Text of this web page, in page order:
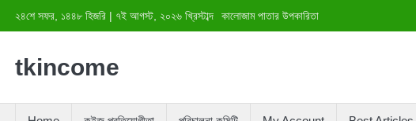
২৪শে সফর, ১৪৪৮ হিজরি | ৭ই আগস্ট, ২০২৬ খ্রিস্টাব্দ কালোজাম পাতার উপকারিতা
tkincome